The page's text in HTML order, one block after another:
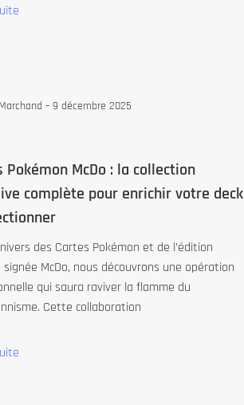
– 9 décembre 2025
Pokémon McDo : la collection
complète pour enrichir votre deck
des Cartes Pokémon et de l’édition
signée McDo, nous découvrons une opération
qui saura raviver la flamme du
Cette collaboration